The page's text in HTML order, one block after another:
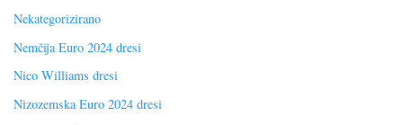
Nekategorizirano
Nemčija Euro 2024 dresi
Nico Williams dresi
Nizozemska Euro 2024 dresi